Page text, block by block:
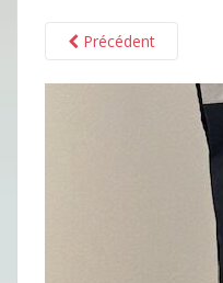
Précédent